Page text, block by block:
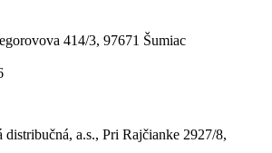
414/3, 97671 Šumiac
distribučná, a.s., Pri Rajčianke 2927/8,